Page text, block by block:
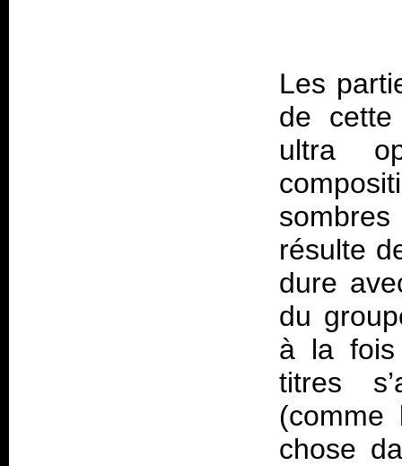
Les
de
ultra
sombres
résulte
dure
du
à la fois
titres
(comme
chose